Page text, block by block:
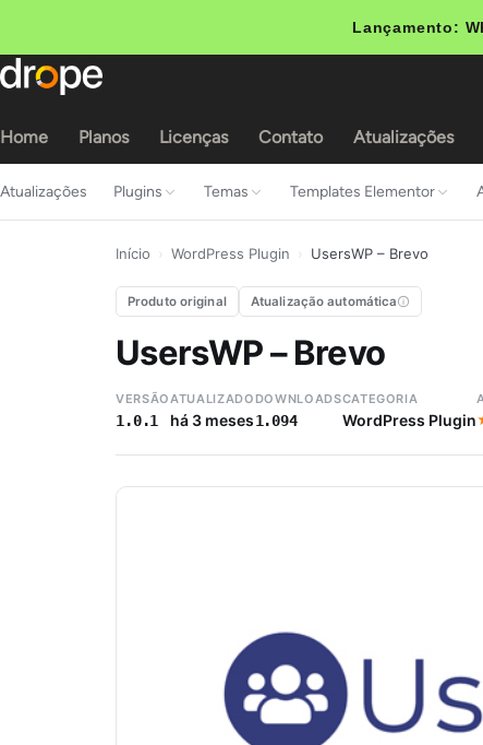
Lançamento:
Home Planos Licenças Contato Atualizações
Atualizações Plugins Temas Templates Elementor
Início WordPress Plugin UsersWP – Brevo
Produto original Atualização automática
UsersWP – Brevo
VERSÃO
1.0.1
ATUALIZADO
há 3 meses
DOWNLOADS
1.094
CATEGORIA
WordPress Plugin